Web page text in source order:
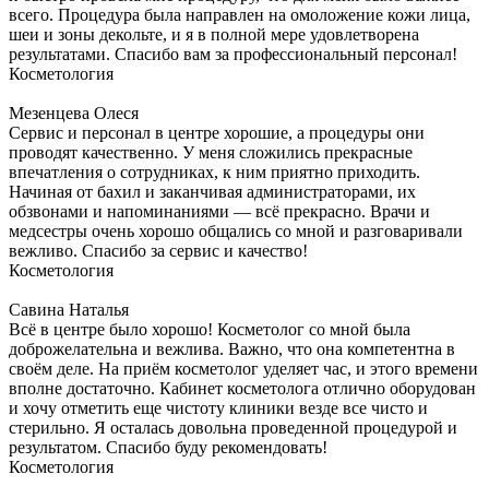
всего. Процедура была направлен на омоложение кожи лица,
шеи и зоны декольте, и я в полной мере удовлетворена
результатами. Спасибо вам за профессиональный персонал!
Косметология
Мезенцева Олеся
Сервис и персонал в центре хорошие, а процедуры они
проводят качественно. У меня сложились прекрасные
впечатления о сотрудниках, к ним приятно приходить.
Начиная от бахил и заканчивая администраторами, их
обзвонами и напоминаниями — всё прекрасно. Врачи и
медсестры очень хорошо общались со мной и разговаривали
вежливо. Спасибо за сервис и качество!
Косметология
Савина Наталья
Всё в центре было хорошо! Косметолог со мной была
доброжелательна и вежлива. Важно, что она компетентна в
своём деле. На приём косметолог уделяет час, и этого времени
вполне достаточно. Кабинет косметолога отлично оборудован
и хочу отметить еще чистоту клиники везде все чисто и
стерильно. Я осталась довольна проведенной процедурой и
результатом. Спасибо буду рекомендовать!
Косметология